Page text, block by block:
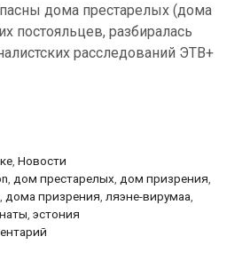
дома престарелых (дома
постояльцев, разбиралась
расследований ЭТВ+
,Новости
дом престарелых дом призрения
дома призрения ляэне-вирумаа
эстония